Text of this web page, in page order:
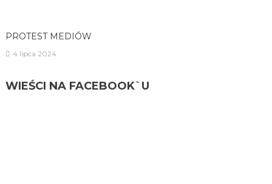
PROTEST MEDIÓW
4 lipca 2024
WIEŚCI NA FACEBOOK`U